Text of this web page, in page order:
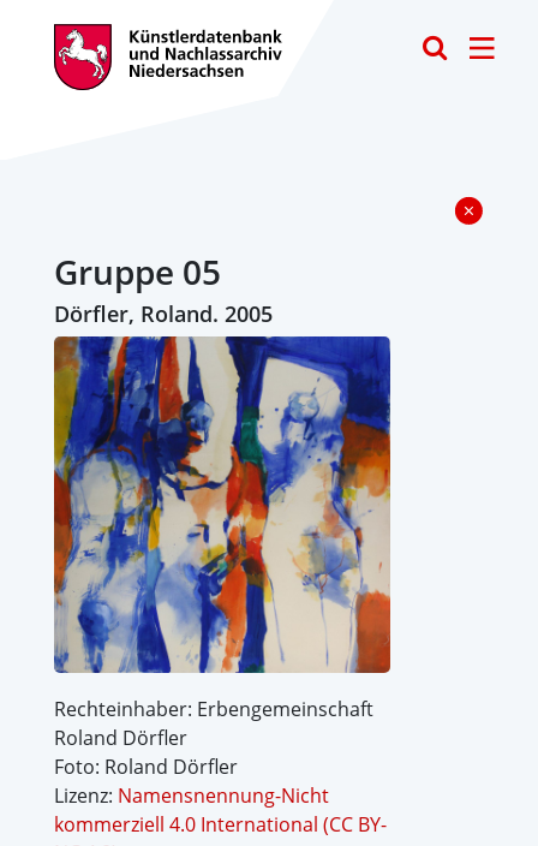
Gruppe 05
Dörfler, Roland. 2005
Rechteinhaber: Erbengemeinschaft
Roland Dörfler
Foto: Roland Dörfler
Lizenz: Namensnennung-Nicht
kommerziell 4.0 International (CC BY-